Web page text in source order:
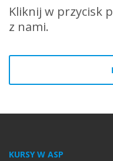
Kliknij w przycisk
z nami.
KURSY W ASP